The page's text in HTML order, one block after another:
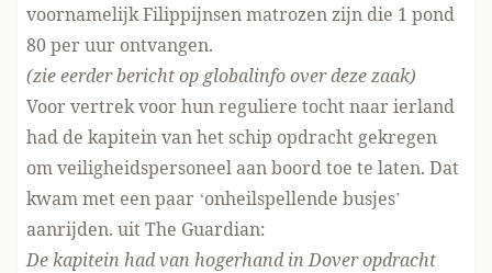
voornamelijk Filippijnsen matrozen zijn die 1 pond
80 per uur ontvangen.
(zieeerder bericht op globalinfo over deze zaak)
Voor vertrek voor hun reguliere tocht naar ierland
had de kapitein van het schip opdracht gekregen
om veiligheidspersoneel aan boord toe te laten. Dat
kwam met een paar ‘onheilspellende busjes’
aanrijden. uitThe Guardian:
De kapitein had van hogerhand in Dover opdracht